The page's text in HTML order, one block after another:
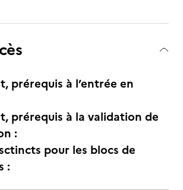
prérequis à l’entrée en
prérequis à la validation de
:
pour les blocs de
: